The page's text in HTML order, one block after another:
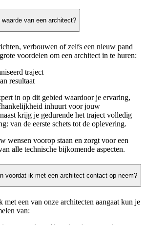
van een architect?
verbouwen of zelfs een nieuw pand
voordelen om een architect in te huren:
traject
resultaat
in op dit gebied waardoor je ervaring,
inhuurt voor jouw
krijg je gedurende het traject volledig
van de eerste schets tot de oplevering.
wensen voorop staan en zorgt voor een
alle technische bijkomende aspecten.
voordat ik met een architect contact op neem?
met een van onze architecten aangaat kun je
van: